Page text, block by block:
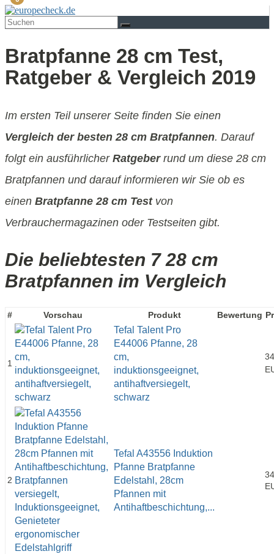
Bratpfanne 28 cm Test,
Ratgeber & Vergleich 2019
Im ersten Teil unserer Seite finden Sie einen
Vergleich der besten 28 cm Bratpfannen. Darauf
folgt ein ausführlicher Ratgeberrund um diese 28 cm
Bratpfannen und darauf informieren wir Sie ob es
einen Bratpfanne 28 cm Testvon
Verbrauchermagazinen oder Testseiten gibt.
Die beliebtesten 7 28 cm
Bratpfannen im Vergleich
# Vorschau Produkt Bewertung
1
Tefal Talent Pro
E44006 Pfanne, 28
cm,
induktionsgeeignet,
antihaftversiegelt,
schwarz
2
Tefal A43556 Induktion
Pfanne Bratpfanne
Edelstahl, 28cm
Pfannen mit
Antihaftbeschichtung,...